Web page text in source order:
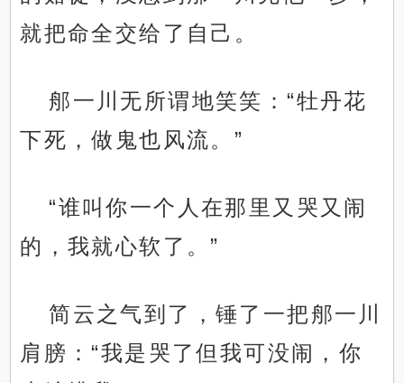
就把命全交给了自己。
郍一川无所谓地笑笑：“牡丹花
下死，做鬼也风流。”
“谁叫你一个人在那里又哭又闹
的，我就心软了。”
简云之气到了，锤了一把郍一川
肩膀：“我是哭了但我可没闹，你